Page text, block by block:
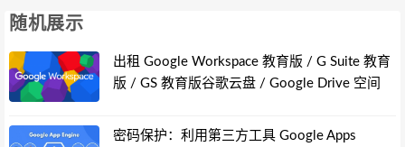
随机展示
出租 Google Workspace 教育版 / G Suite 教育
版 / GS 教育版谷歌云盘 / Google Drive 空间
密码保护：利用第三方工具 Google Apps